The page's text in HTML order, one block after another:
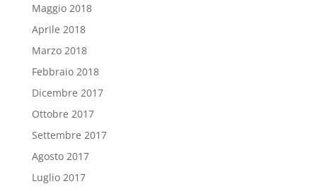
Maggio 2018
Aprile 2018
Marzo 2018
Febbraio 2018
Dicembre 2017
Ottobre 2017
Settembre 2017
Agosto 2017
Luglio 2017